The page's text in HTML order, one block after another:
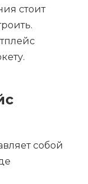
стоит
собой